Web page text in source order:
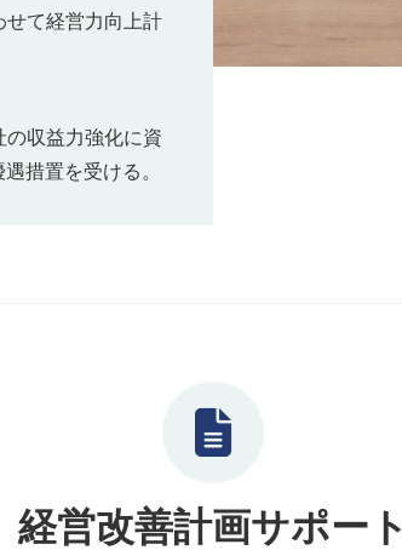
せて経営力向上計
の収益力強化に資
措置を受ける。
経営改善計画サポート